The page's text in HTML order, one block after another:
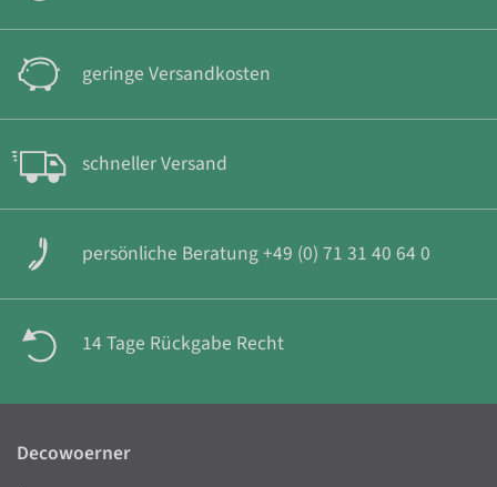
geringe Versandkosten
schneller Versand
persönliche Beratung +49 (0) 71 31 40 64 0
14 Tage Rückgabe Recht
Decowoerner